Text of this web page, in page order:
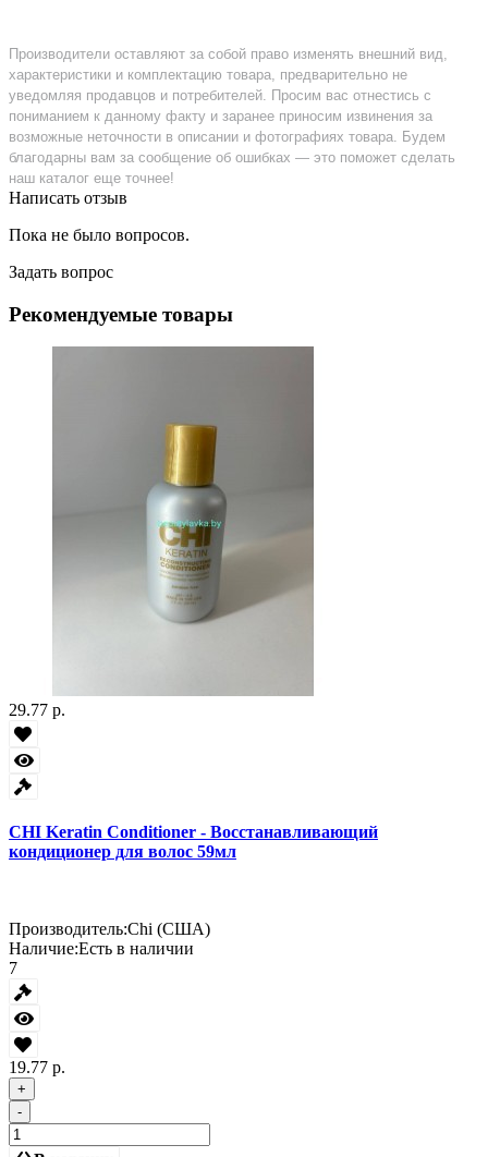
Производители оставляют за собой право изменять внешний вид,
характеристики и комплектацию товара, предварительно не
уведомляя продавцов и потребителей. Просим вас отнестись с
пониманием к данному факту и заранее приносим извинения за
возможные неточности в описании и фотографиях товара. Будем
благодарны вам за сообщение об ошибках — это поможет сделать
наш каталог еще точнее!
Написать отзыв
Пока не было вопросов.
Задать вопрос
Рекомендуемые товары
29.77 р.
CHI Keratin Conditioner - Восстанавливающий
кондиционер для волос 59мл
Производитель:Chi (США)
Наличие:Есть в наличии
7
19.77 р.
+
-